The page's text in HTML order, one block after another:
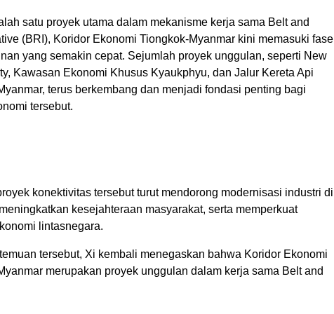
satu proyek utama dalam mekanisme kerja sama Belt and
(BRI), Koridor Ekonomi Tiongkok-Myanmar kini memasuki fase
yang semakin cepat. Sejumlah proyek unggulan, seperti New
Kawasan Ekonomi Khusus Kyaukphyu, dan Jalur Kereta Api
terus berkembang dan menjadi fondasi penting bagi
tersebut.
konektivitas tersebut turut mendorong modernisasi industri di
kesejahteraan masyarakat, serta memperkuat
lintasnegara.
tersebut, Xi kembali menegaskan bahwa Koridor Ekonomi
merupakan proyek unggulan dalam kerja sama Belt and